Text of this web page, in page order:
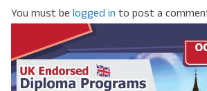
You must be logged in to post a